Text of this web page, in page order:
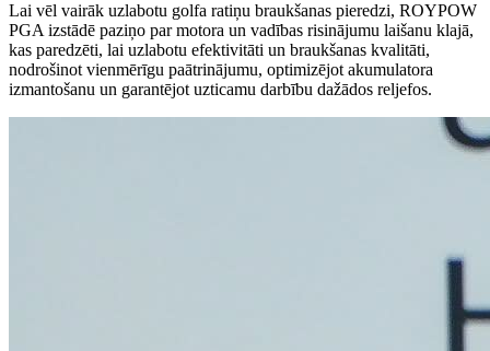
Lai vēl vairāk uzlabotu golfa ratiņu braukšanas pieredzi, ROYPOW
PGA izstādē paziņo par motora un vadības risinājumu laišanu klajā,
kas paredzēti, lai uzlabotu efektivitāti un braukšanas kvalitāti,
nodrošinot vienmērīgu paātrinājumu, optimizējot akumulatora
izmantošanu un garantējot uzticamu darbību dažādos reljefos.